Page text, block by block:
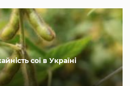
сої в Україні